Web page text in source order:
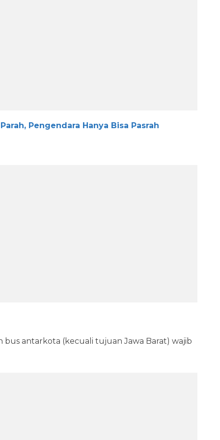
Pengendara Hanya Bisa Pasrah
bus antarkota (kecuali tujuan Jawa Barat) wajib